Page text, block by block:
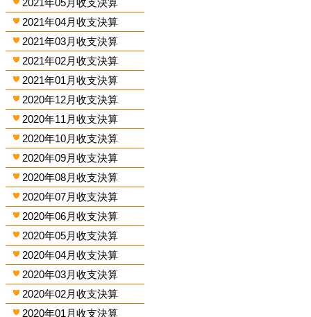
2021年05月收支決算
2021年04月收支決算
2021年03月收支決算
2021年02月收支決算
2021年01月收支決算
2020年12月收支決算
2020年11月收支決算
2020年10月收支決算
2020年09月收支決算
2020年08月收支決算
2020年07月收支決算
2020年06月收支決算
2020年05月收支決算
2020年04月收支決算
2020年03月收支決算
2020年02月收支決算
2020年01月收支決算